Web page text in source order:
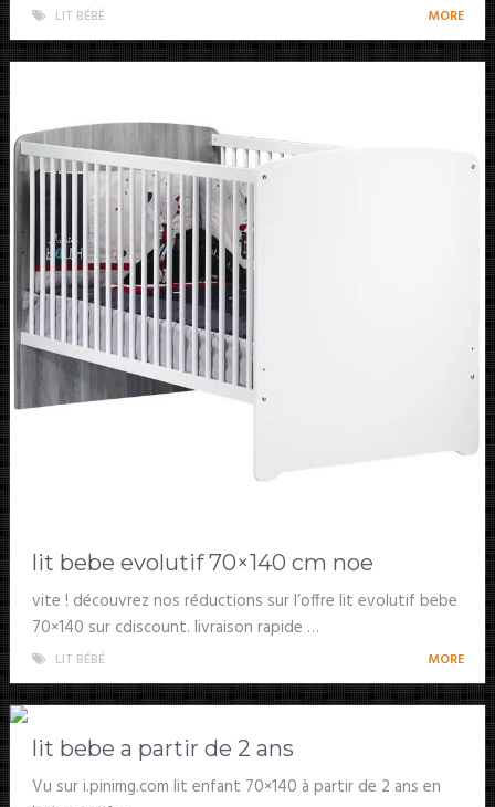
LIT BÉBÉ MORE
lit bebe evolutif 70×140 cm noe
vite ! découvrez nos réductions sur l’offre lit evolutif bebe
70×140 sur cdiscount. livraison rapide …
LIT BÉBÉ MORE
lit bebe a partir de 2 ans
Vu sur i.pinimg.com lit enfant 70×140 à partir de 2 ans en